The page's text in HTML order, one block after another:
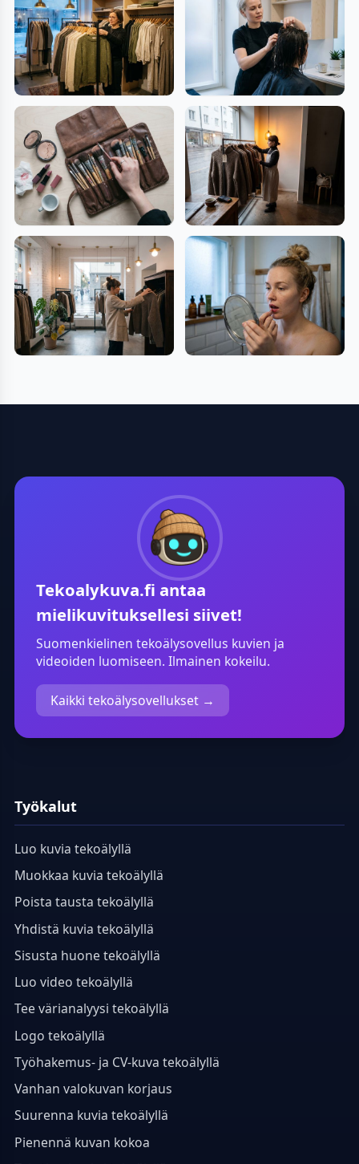
Tekoalykuva.fi antaa
mielikuvituksellesi siivet!
Suomenkielinen tekoälysovellus kuvien ja
videoiden luomiseen. Ilmainen kokeilu.
Kaikki tekoälysovellukset →
Työkalut
Luo kuvia tekoälyllä
Muokkaa kuvia tekoälyllä
Poista tausta tekoälyllä
Yhdistä kuvia tekoälyllä
Sisusta huone tekoälyllä
Luo video tekoälyllä
Tee värianalyysi tekoälyllä
Logo tekoälyllä
Työhakemus- ja CV-kuva tekoälyllä
Vanhan valokuvan korjaus
Suurenna kuvia tekoälyllä
Pienennä kuvan kokoa